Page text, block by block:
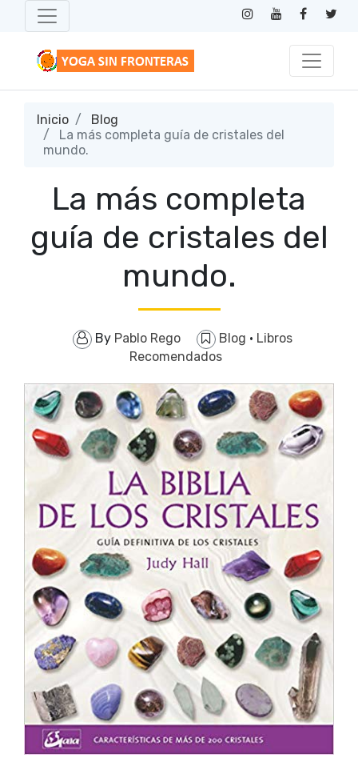
Inicio
Blog
La más completa guía de cristales del
mundo.
La más completa
guía de cristales del
mundo.
By Pablo Rego Blog · Libros
Recomendados